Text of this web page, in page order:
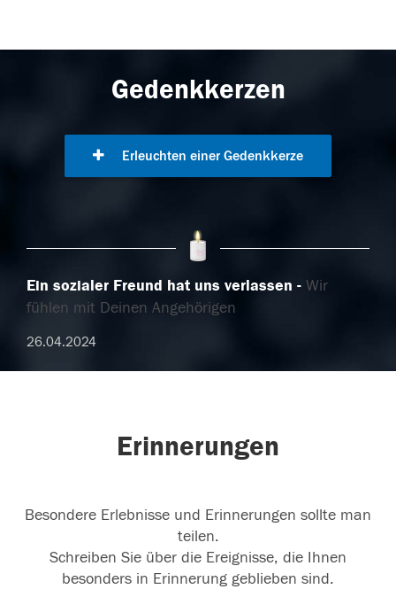
Gedenkkerzen
Erleuchten einer Gedenkkerze
Ein sozialer Freund hat uns verlassen
Wir
fühlen mit Deinen Angehörigen
26.04.2024
Erinnerungen
Besondere Erlebnisse und Erinnerungen sollte man
teilen.
Schreiben Sie über die Ereignisse, die Ihnen
besonders in Erinnerung geblieben sind.